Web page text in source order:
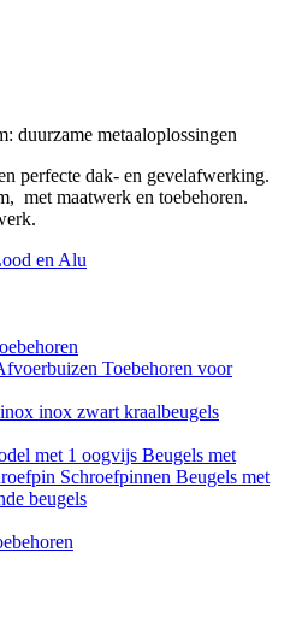
duurzame metaaloplossingen
perfecte dak- en gevelafwerking.
met maatwerk en toebehoren.
en Alu
Toebehoren voor
inox inox zwart kraalbeugels
met 1 oogvijs Beugels met
Schroefpinnen Beugels met
beugels